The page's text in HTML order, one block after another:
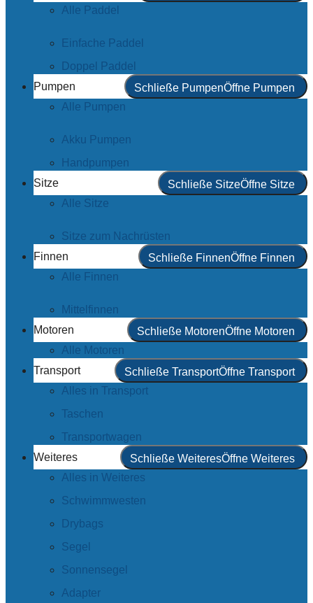
Alle Paddel
Einfache Paddel
Doppel Paddel
Pumpen
Schließe PumpenÖffne Pumpen
Alle Pumpen
Akku Pumpen
Handpumpen
Sitze
Schließe SitzeÖffne Sitze
Alle Sitze
Sitze zum Nachrüsten
Finnen
Schließe FinnenÖffne Finnen
Alle Finnen
Mittelfinnen
Motoren
Schließe MotorenÖffne Motoren
Alle Motoren
Transport
Schließe TransportÖffne Transport
Alles in Transport
Taschen
Transportwagen
Weiteres
Schließe WeiteresÖffne Weiteres
Alles in Weiteres
Schwimmwesten
Drybags
Segel
Sonnensegel
Adapter